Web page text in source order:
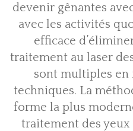
devenir gênantes
avec les activités
efficace
traitement au laser
sont multiples en
techniques. La
forme la plus
traitement des yeux